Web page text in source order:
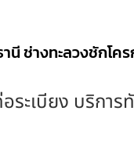
ช่างทะลวงชักโค
ะเบียง บริการ